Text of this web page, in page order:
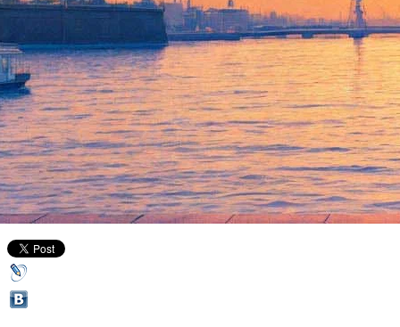
«Гив ми либерти»: Драма о
том, как русские мигранты
ищут себя в Америке
01 августа 2019,14:23 Версия для печати